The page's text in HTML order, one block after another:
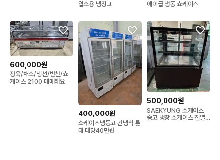
업소용 냉장고 에이급 냉동 쇼케이스
600,000원
정육/채소/생선/반찬/쇼
케이스 2100 매매해요
400,000원
쇼케이스냉동고 간냉식 롯
데 대당40만원
500,000원
SAEKYUNG 쇼케이스
중고 냉장 쇼케이스 진열